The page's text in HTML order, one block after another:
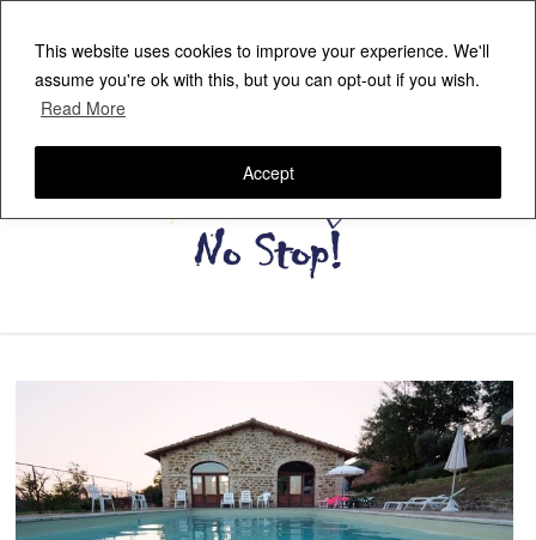
This website uses cookies to improve your experience. We'll
assume you're ok with this, but you can opt-out if you wish.
Read More
Accept